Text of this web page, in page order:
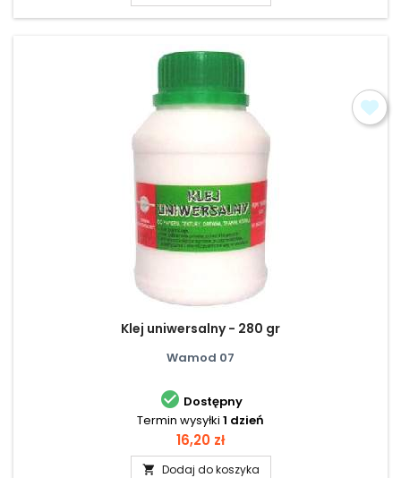
Klej uniwersalny - 280 gr
Wamod 07
 Dostępny
Termin wysyłki 1 dzień
Cena
16,20 zł
 Dodaj do koszyka